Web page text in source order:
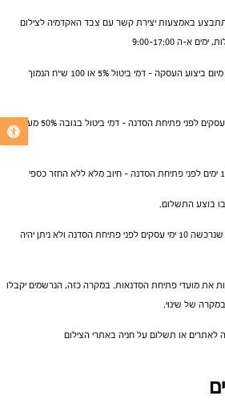
פתח סרגל
באמצעות יצירת קשר עם צבּד האקדמיה לצילום
* במקרה של ביטול עד 14 ימי עסקים מיום ביצוע העסקה – דמי ביטול 5% או 100 ש"ח הנמוך
* ביטול שיעשה בטווח של 13-10 ימי עסקים לפני פתיחת הסדנה – דמי ביטול בגובה 50% מערך
בוצע התשלום.
* שימו לב, לא ניתן לבטל השתתפות שנרכשה 10 ימי עסקים לפני פתיחת הסדנה ולא ניתן יהיה
את מועדי פתיחת הסדנאות. במקרה כזה, הנרשמים יקבלו
של שינוי.
לאתרים או תשלום על חניה באתרי הצילום